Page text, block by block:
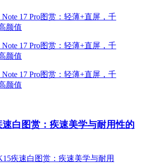
白图赏：疾速美学与耐用性的